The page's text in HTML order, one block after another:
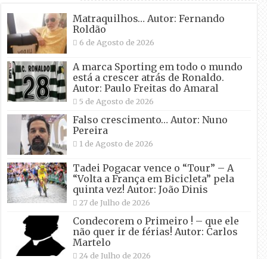
Matraquilhos… Autor: Fernando
Roldão
6 de Agosto de 2026
A marca Sporting em todo o mundo
está a crescer atrás de Ronaldo.
Autor: Paulo Freitas do Amaral
5 de Agosto de 2026
Falso crescimento… Autor: Nuno
Pereira
1 de Agosto de 2026
Tadei Pogacar vence o “Tour” – A
“Volta a França em Bicicleta” pela
quinta vez! Autor: João Dinis
27 de Julho de 2026
Condecorem o Primeiro ! – que ele
não quer ir de férias! Autor: Carlos
Martelo
24 de Julho de 2026